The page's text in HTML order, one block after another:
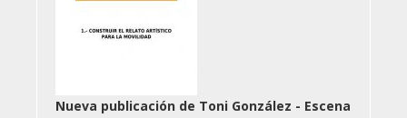
Nueva publicación de Toni González - Escena